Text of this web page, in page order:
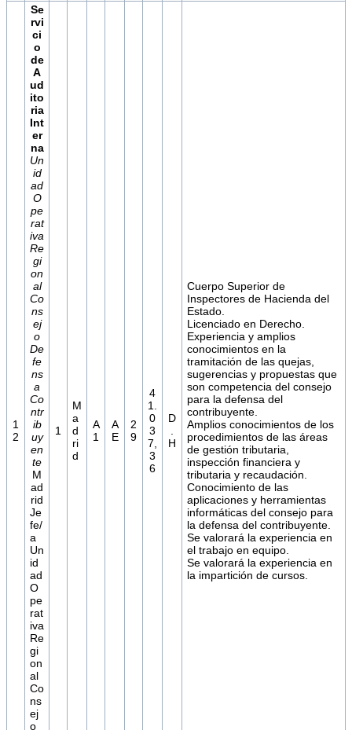
1
2
Se
rvi
ci
o
de
A
ud
ito
ria
Int
er
na
Un
id
ad
O
pe
rat
iva
Re
gi
on
al
Co
ns
ej
o
De
fe
ns
a
Co
ntr
ib
uy
en
te
M
ad
rid
Je
fe/
a
Un
id
ad
O
pe
rat
iva
Re
gi
on
al
Co
ns
ej
o
1
M
a
d
ri
d
A
1
A
E
2
9
4
1.
0
3
7,
3
6
D
H
Cuerpo Superior de
Inspectores de Hacienda del
Estado.
Licenciado en Derecho.
Experiencia y amplios
conocimientos en la
tramitación de las quejas,
sugerencias y propuestas que
son competencia del consejo
para la defensa del
contribuyente.
Amplios conocimientos de los
procedimientos de las áreas
de gestión tributaria,
inspección financiera y
tributaria y recaudación.
Conocimiento de las
aplicaciones y herramientas
informáticas del consejo para
la defensa del contribuyente.
Se valorará la experiencia en
el trabajo en equipo.
Se valorará la experiencia en
la impartición de cursos.